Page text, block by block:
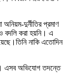
অনিয়ম-দুর্নীতির প্রমাণ
বদলি করা হয়নি। এ
নাকি এতোদিন
এসব অভিযোগ তদন্তে